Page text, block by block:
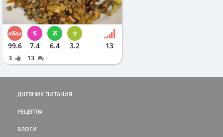
99.6 7.4 6.4 3.2 13
3 13
ДНЕВНИК ПИТАНИЯ
РЕЦЕПТЫ
БЛОГИ